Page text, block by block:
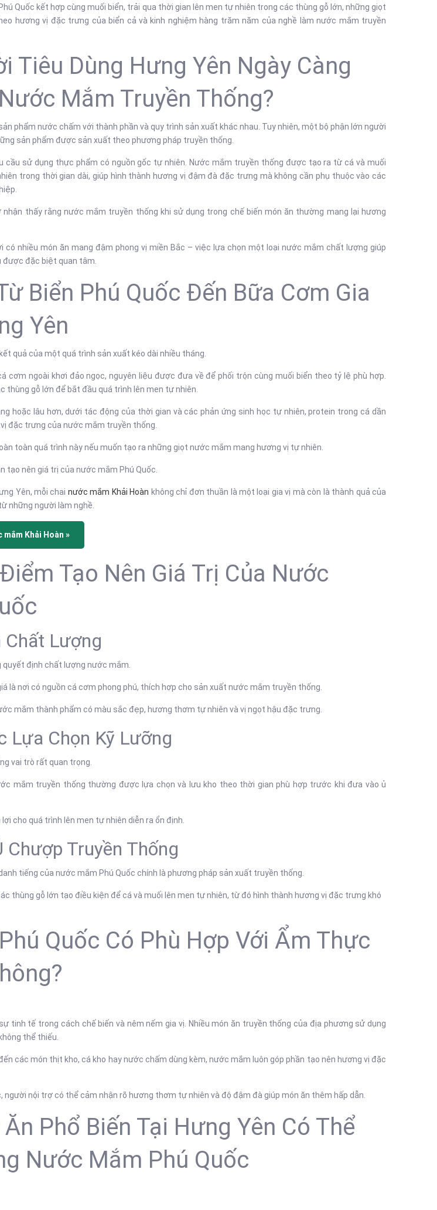
Quốc kết hợp cùng muối biển, trải qua thời gian lên men tự nhiên trong các thùng gỗ lớn, những giọt
hương vị đặc trưng của biển cả và kinh nghiệm hàng trăm năm của nghề làm nước mắm truyền
Tiêu Dùng Hưng Yên Ngày Càng
Mắm Truyền Thống?
phẩm nước chấm với thành phần và quy trình sản xuất khác nhau. Tuy nhiên, một bộ phận lớn người
sản phẩm được sản xuất theo phương pháp truyền thống.
cầu sử dụng thực phẩm có nguồn gốc tự nhiên. Nước mắm truyền thống được tạo ra từ cá và muối
trong thời gian dài, giúp hình thành hương vị đậm đà đặc trưng mà không cần phụ thuộc vào các
nhận thấy rằng nước mắm truyền thống khi sử dụng trong chế biến món ăn thường mang lại hương
có nhiều món ăn mang đậm phong vị miền Bắc – việc lựa chọn một loại nước mắm chất lượng giúp
được đặc biệt quan tâm.
Biển Phú Quốc Đến Bữa Cơm Gia
Yên
quả của một quá trình sản xuất kéo dài nhiều tháng.
cơm ngoài khơi đảo ngọc, nguyên liệu được đưa về để phối trộn cùng muối biển theo tỷ lệ phù hợp.
thùng gỗ lớn để bắt đầu quá trình lên men tự nhiên.
hoặc lâu hơn, dưới tác động của thời gian và các phản ứng sinh học tự nhiên, protein trong cá dần
đặc trưng của nước mắm truyền thống.
toàn quá trình này nếu muốn tạo ra những giọt nước mắm mang hương vị tự nhiên.
tạo nên giá trị của nước mắm Phú Quốc.
Yên, mỗi chai nước mắm Khải Hoàn không chỉ đơn thuần là một loại gia vị mà còn là thành quả của
những người làm nghề.
Khải Hoàn »
Tạo Nên Giá Trị Của Nước
Chất Lượng
quyết định chất lượng nước mắm.
là nơi có nguồn cá cơm phong phú, thích hợp cho sản xuất nước mắm truyền thống.
mắm thành phẩm có màu sắc đẹp, hương thơm tự nhiên và vị ngọt hậu đặc trưng.
Lựa Chọn Kỹ Lưỡng
vai trò rất quan trọng.
mắm truyền thống thường được lựa chọn và lưu kho theo thời gian phù hợp trước khi đưa vào ủ
cho quá trình lên men tự nhiên diễn ra ổn định.
Chượp Truyền Thống
tiếng của nước mắm Phú Quốc chính là phương pháp sản xuất truyền thống.
thùng gỗ lớn tạo điều kiện để cá và muối lên men tự nhiên, từ đó hình thành hương vị đặc trưng khó
Quốc Có Phù Hợp Với Ẩm Thực
tinh tế trong cách chế biến và nêm nếm gia vị. Nhiều món ăn truyền thống của địa phương sử dụng
thể thiếu.
các món thịt kho, cá kho hay nước chấm dùng kèm, nước mắm luôn góp phần tạo nên hương vị đặc
người nội trợ có thể cảm nhận rõ hương thơm tự nhiên và độ đậm đà giúp món ăn thêm hấp dẫn.
Phổ Biến Tại Hưng Yên Có Thể
Nước Mắm Phú Quốc